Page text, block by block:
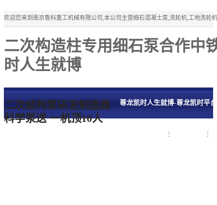
欢迎您来到南京鲁科重工机械有限公司,本公司主营细石混凝土泵,洗轮机,工地洗轮
二次构造柱专用细石泵合作中
时人生就博
二次结构泵研发制造商
科学泵送 一机顶10人
尊龙凯时人生就博-尊龙凯时平